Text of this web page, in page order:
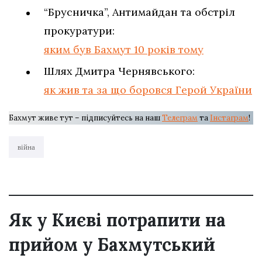
“Брусничка”, Антимайдан та обстріл
прокуратури:
яким був Бахмут 10 років тому
Шлях Дмитра Чернявського:
як жив та за що боровся Герой України
Бахмут живе тут – підписуйтесь на нашТелеграм та Інстаграм!
війна
Як у Києві потрапити на
прийом у Бахмутський